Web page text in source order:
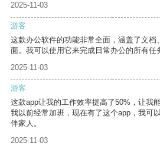
2025-11-03
游客
这款办公软件的功能非常全面，涵盖了文档
面。我可以使用它来完成日常办公的所有任
2025-11-03
游客
这款app让我的工作效率提高了50%，让我
我以前经常加班，现在有了这个app，我可
伴家人。
2025-11-03